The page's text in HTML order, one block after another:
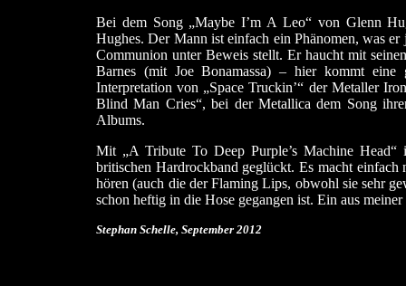
Bei dem Song „Maybe I’m A Leo“ von Glenn
Hughes. Der Mann ist einfach ein Phänomen, was
Communion unter Beweis stellt. Er haucht mit
Barnes (mit Joe Bonamassa) – hier kommt
Interpretation von „Space Truckin’“ der Metaller
Blind Man Cries“, bei der Metallica dem Song
Albums.
Mit „A Tribute To Deep Purple’s Machine
britischen Hardrockband geglückt. Es macht
hören (auch die der Flaming Lips, obwohl sie sehr
schon heftig in die Hose gegangen ist. Ein aus
Stephan Schelle, September 2012